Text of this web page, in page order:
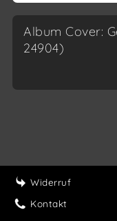
Album Cover:
24904)
Widerruf
Kontakt